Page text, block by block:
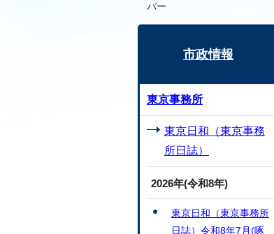
バー
市政情報
東京事務所
東京日和（東京事務
所日誌）
2026年(令和8年)
東京日和（東京事務所
日誌）令和8年7月(啄